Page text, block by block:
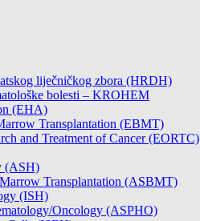
liječničkog zbora (HRDH)
bolesti – KROHEM
(EHA)
Transplantation (EBMT)
and Treatment of Cancer (EORTC)
(ASH)
Transplantation (ASBMT)
(ISH)
Oncology (ASPHO)